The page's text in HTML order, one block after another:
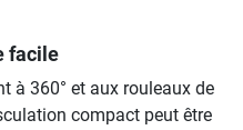
facile
à 360° et aux rouleaux de
compact peut être